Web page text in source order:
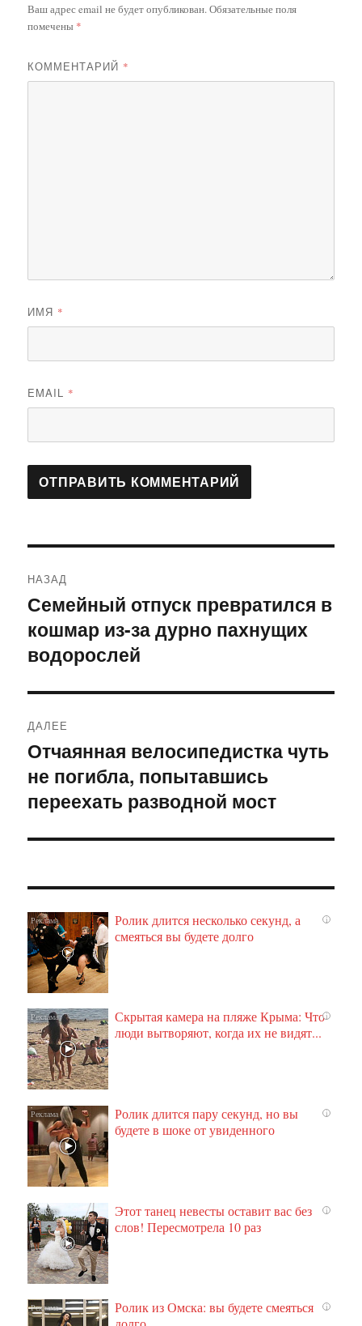
Ваш адрес email не будет опубликован.Обязательные поля
помечены *
КОММЕНТАРИЙ *
ИМЯ *
EMAIL *
по
записям
НАЗАД
Предыдущая
запись:
Семейный отпуск превратился в
кошмар из-за дурно пахнущих
водорослей
ДАЛЕЕ
Следующая
запись:
Отчаянная велосипедистка чуть
не погибла, попытавшись
переехать разводной мост
i
Ролик длится несколько секунд, а
смеяться вы будете долго
i
Скрытая камера на пляже Крыма: Что
люди вытворяют, когда их не видят...
i
Ролик длится пару секунд, но вы
будете в шоке от увиденного
i
Этот танец невесты оставит вас без
слов! Пересмотрела 10 раз
i
Ролик из Омска: вы будете смеяться